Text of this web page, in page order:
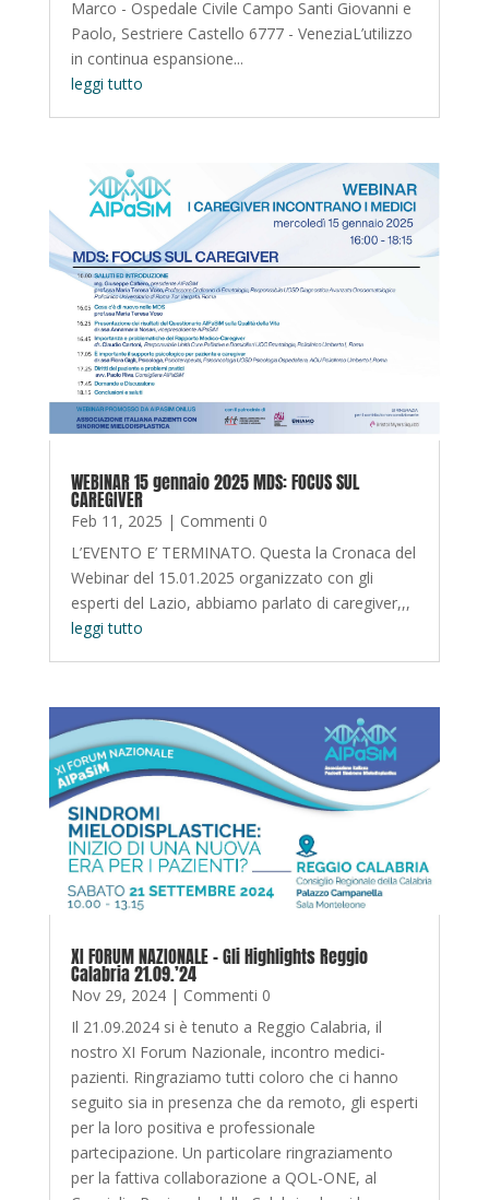
Marco - Ospedale Civile Campo Santi Giovanni e
Paolo, Sestriere Castello 6777 - VeneziaL’utilizzo
in continua espansione...
leggi tutto
WEBINAR 15 gennaio 2025 MDS: FOCUS SUL
CAREGIVER
Feb 11, 2025 | Commenti 0
L’EVENTO E’ TERMINATO. Questa la Cronaca del
Webinar del 15.01.2025 organizzato con gli
esperti del Lazio, abbiamo parlato di caregiver,,,
leggi tutto
XI FORUM NAZIONALE – Gli Highlights Reggio
Calabria 21.09.’24
Nov 29, 2024| Commenti 0
Il 21.09.2024 si è tenuto a Reggio Calabria, il
nostro XI Forum Nazionale, incontro medici-
pazienti. Ringraziamo tutti coloro che ci hanno
seguito sia in presenza che da remoto, gli esperti
per la loro positiva e professionale
partecipazione. Un particolare ringraziamento
per la fattiva collaborazione a QOL-ONE, al